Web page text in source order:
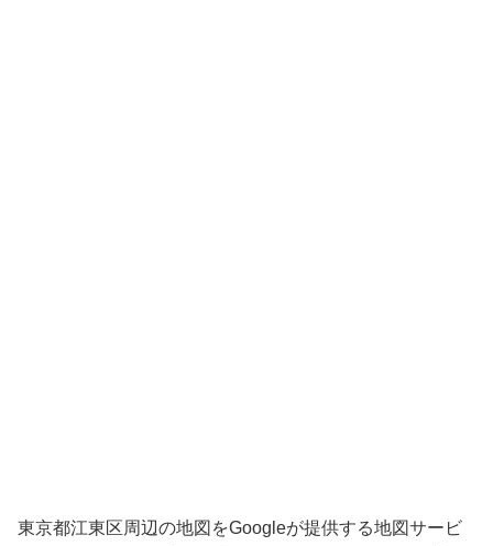
東京都江東区周辺の地図をGoogleが提供する地図サービ